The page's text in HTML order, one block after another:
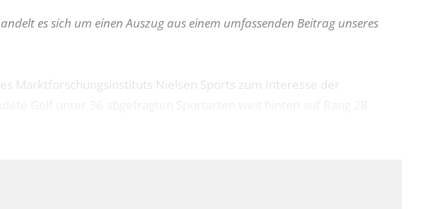
es sich um einen Auszug aus einem umfassenden Beitrag unseres
Marktforschungsinstituts Nielsen Sports zum Interesse der